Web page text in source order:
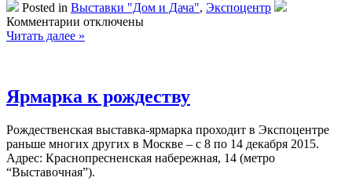
Posted in Выставки "Дом и Дача", Экспоцентр
Комментарии к
записи
отключены
Читать далее »
Ярмарка к рождеству
Рождественская выставка-ярмарка проходит в Экспоцентре
раньше многих других в Москве – с 8 по 14 декабря 2015.
Адрес: Краснопресненская набережная, 14 (метро
“Выставочная”).